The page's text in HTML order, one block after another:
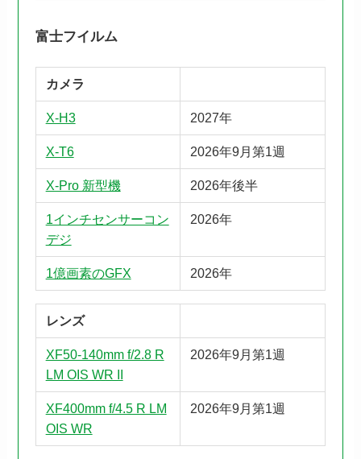
富士フイルム
カメラ
X-H3 2027年
X-T6 2026年9月第1週
X-Pro 新型機 2026年後半
1インチセンサーコン
デジ
2026年
1億画素のGFX 2026年
レンズ
XF50-140mm f/2.8 R
LM OIS WR II
2026年9月第1週
XF400mm f/4.5 R LM
OIS WR
2026年9月第1週